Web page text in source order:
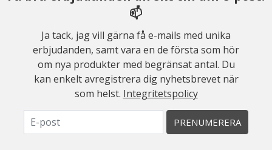
📫
Ja tack, jag vill gärna få e-mails med unika
erbjudanden, samt vara en de första som hör
om nya produkter med begränsat antal. Du
kan enkelt avregistrera dig nyhetsbrevet när
som helst. Integritetspolicy
PRENUMERERA